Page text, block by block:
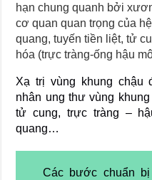
hạn chung quanh bởi
cơ quan quan trọng của
quang, tuyến tiền liệt, tử
hóa (trực tràng-ống hậu
Xạ trị vùng khung chậu
nhân ung thư vùng
tử cung, trực tràng –
quang…
Các bước chuẩn